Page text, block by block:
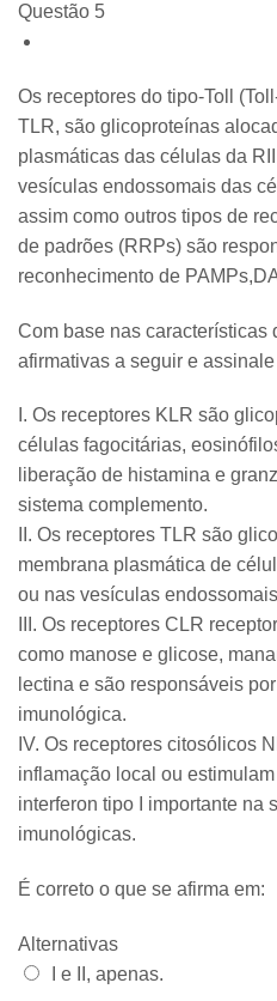
Questão 5
Os receptores do tipo-Toll
TLR, são glicoproteínas
plasmáticas das células da
vesículas endossomais das
assim como outros tipos de
de padrões (RRPs) são
reconhecimento de
Com base nas características
afirmativas a seguir e
I. Os receptores KLR são
células fagocitárias,
liberação de histamina e
sistema complemento.
II. Os receptores TLR são
membrana plasmática de
ou nas vesículas
III. Os receptores CLR
como manose e glicose,
lectina e são responsáveis
imunológica.
IV. Os receptores citosólicos
inflamação local ou
interferon tipo I importante na
imunológicas.
É correto o que se afirma em:
Alternativas
Alternativa 1:
I e II, apenas.